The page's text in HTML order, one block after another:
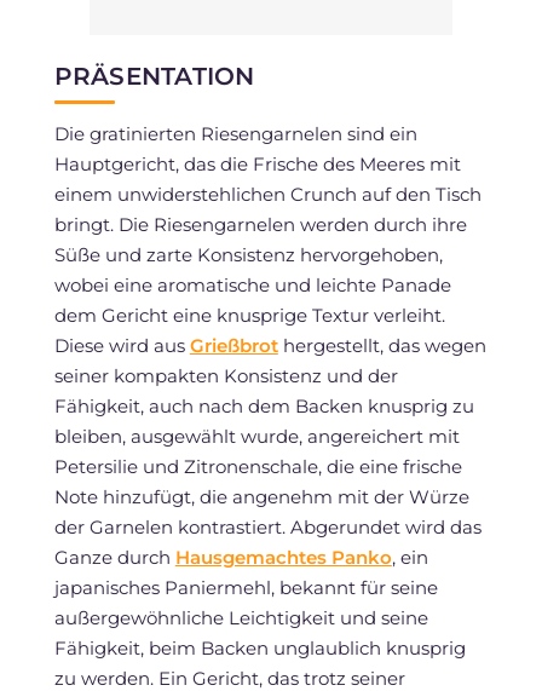
PRÄSENTATION
Die gratinierten Riesengarnelen sind ein
Hauptgericht, das die Frische des Meeres mit
einem unwiderstehlichen Crunch auf den Tisch
bringt. Die Riesengarnelen werden durch ihre
Süße und zarte Konsistenz hervorgehoben,
wobei eine aromatische und leichte Panade
dem Gericht eine knusprige Textur verleiht.
Diese wird aus Grießbrothergestellt, das wegen
seiner kompakten Konsistenz und der
Fähigkeit, auch nach dem Backen knusprig zu
bleiben, ausgewählt wurde, angereichert mit
Petersilie und Zitronenschale, die eine frische
Note hinzufügt, die angenehm mit der Würze
der Garnelen kontrastiert. Abgerundet wird das
Ganze durch Hausgemachtes Panko, ein
japanisches Paniermehl, bekannt für seine
außergewöhnliche Leichtigkeit und seine
Fähigkeit, beim Backen unglaublich knusprig
zu werden. Ein Gericht, das trotz seiner